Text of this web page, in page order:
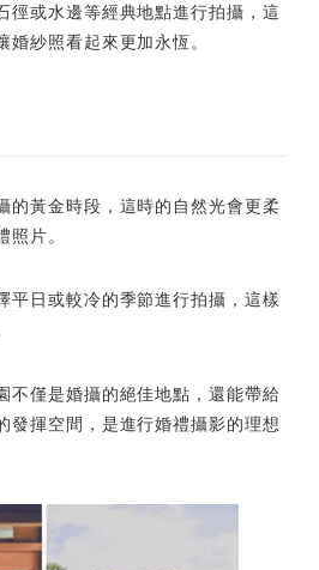
徑或水邊等經典地點進行拍攝，這
紗照看起來更加永恆。
的黃金時段，這時的自然光會更柔
照片。
平日或較冷的季節進行拍攝，這樣
不僅是婚攝的絕佳地點，還能帶給
發揮空間，是進行婚禮攝影的理想